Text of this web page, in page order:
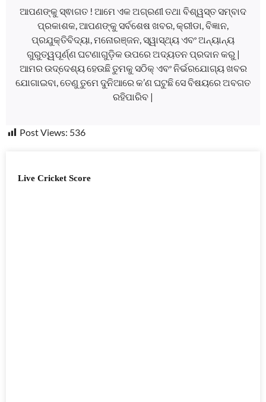
ଆପଣଙ୍କୁ ସ୍ଵାଗତ ! ଆମେ ଏକ ଅଗ୍ରଣୀ ତଥା ବିଶ୍ୱସ୍ତ ସମ୍ବାଦ
ପ୍ରକାଶକ, ଆପଣଙ୍କୁ ସର୍ବଶେଷ ଖବର, କ୍ରୀଡା, ବିଜ୍ଞାନ,
ପ୍ରଯୁକ୍ତିବିଦ୍ୟା, ମନୋରଞ୍ଜନ, ସ୍ୱାସ୍ଥ୍ୟ ଏବଂ ଅନ୍ୟାନ୍ୟ
ଗୁରୁତ୍ୱପୂର୍ଣ୍ଣ ଘଟଣାଗୁଡ଼ିକ ଉପରେ ଅଦ୍ୟତନ ପ୍ରଦାନ କରୁ |
ଆମର ଉଦ୍ଦେଶ୍ୟ ହେଉଛି ତୁମକୁ ସଠିକ୍ ଏବଂ ନିର୍ଭରଯୋଗ୍ୟ ଖବର
ଯୋଗାଇବା, ତେଣୁ ତୁମେ ଦୁନିଆରେ କ’ଣ ଘଟୁଛି ସେ ବିଷୟରେ ଅବଗତ
ରହିପାରିବ |
Post Views: 536
Live Cricket Score